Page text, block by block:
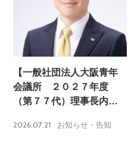
【一般社団法人大阪青年
会議所 ２０２７年度
（第７７代）理事長内定
2026.07.21 お知らせ・告知